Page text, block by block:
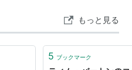
ーの指だった。エミリー
死者の世界に連れ去って
もっと見る
5 ブックマーク